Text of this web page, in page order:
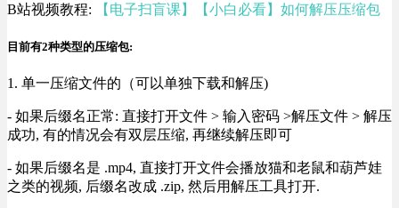
B站视频教程: 【电子扫盲课】【小白必看】如何解压压缩包
目前有2种类型的压缩包:
1. 单一压缩文件的（可以单独下载和解压)
- 如果后缀名正常: 直接打开文件 > 输入密码 >解压文件 > 解压
成功, 有的情况会有双层压缩, 再继续解压即可
- 如果后缀名是 .mp4, 直接打开文件会播放猫和老鼠和葫芦娃
之类的视频, 后缀名改成 .zip, 然后用解压工具打开.